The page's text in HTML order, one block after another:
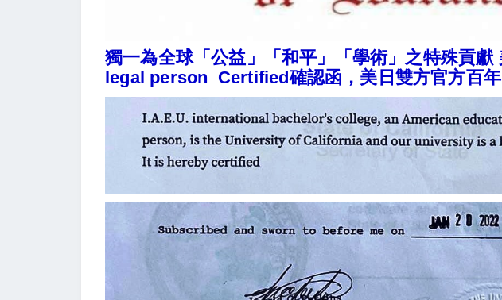
獨一為全球「公益」「和平」「學術」之特殊貢獻
legal person Certified確認函，美日雙方官方百